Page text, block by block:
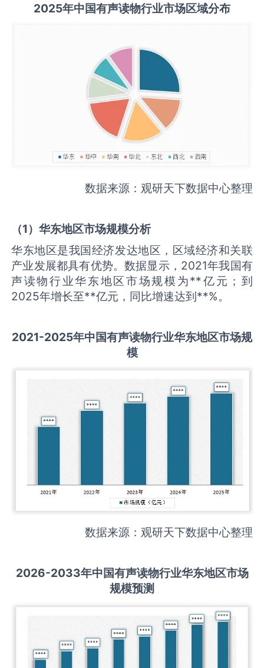
2025年中国有声读物行业市场区域分布
数据来源：观研天下数据中心整理
（1）华东地区市场规模分析
华东地区是我国经济发达地区，区域经济和关联
产业发展都具有优势。数据显示，2021年我国有
声读物行业华东地区市场规模为**亿元；到
2025年增长至**亿元，同比增速达到**%。
2021-2025年中国有声读物行业华东地区市场规
模
数据来源：观研天下数据中心整理
2026-2033年中国有声读物行业华东地区市场
规模预测